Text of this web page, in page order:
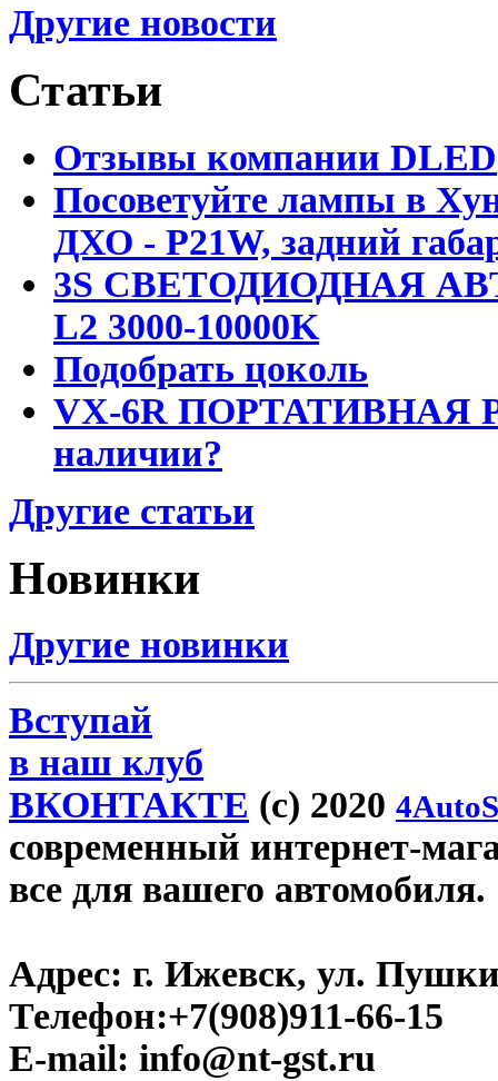
Другие новости
Статьи
Отзывы компании DLED
Посоветуйте лампы в
ДХО - P21W, задний
3S СВЕТОДИОДНАЯ
L2 3000-10000K
Подобрать цоколь
VX-6R ПОРТАТИВНАЯ
наличии?
Другие статьи
Новинки
Другие новинки
Вступай
в наш клуб
ВКОНТАКТЕ (c) 2020
современный интернет-
все для вашего автомобиля.
Адрес: г. Ижевск, ул.
Телефон:+7(908)911-66-15
E-mail: info@nt-gst.ru